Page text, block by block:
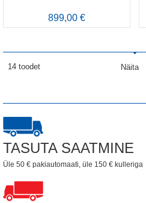
899,00 €
14 toodet Näita
TASUTA SAATMINE
Üle 50 € pakiautomaati, üle 150 € kulleriga